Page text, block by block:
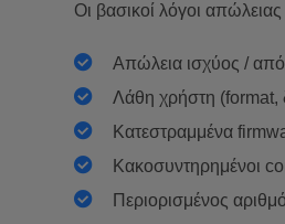
Οι βασικοί λόγοι
Απώλεια ισχύος /
Λάθη χρήστη (format,
Κατεστραμμένα
Κακοσυντηρημένοι
Περιορισμένος